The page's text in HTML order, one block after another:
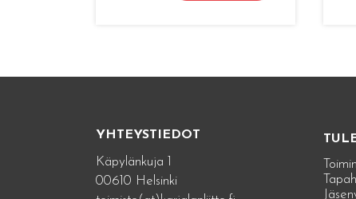
YHTEYSTIEDOT
Käpylänkuja 1
00610 Helsinki